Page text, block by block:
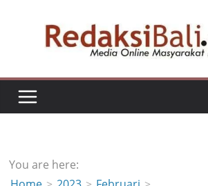
You are here: